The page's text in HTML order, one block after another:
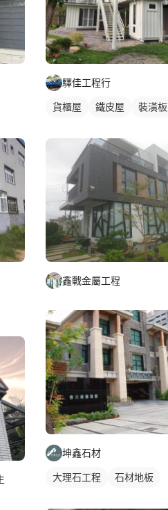
驛佳工程行
貨櫃屋 鐵皮屋 裝潢板
鑫戰金屬工程
坤鑫石材
大理石工程 石材地板